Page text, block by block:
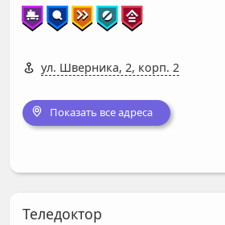
ул. Шверника, 2, корп. 2
Показать все адреса
Теледоктор